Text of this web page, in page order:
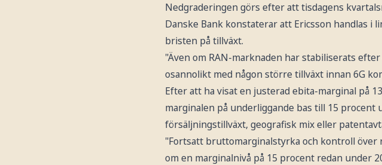
Nedgraderingen görs efter att tisdagens
Danske Bank konstaterar att Ericsson handlas
bristen på tillväxt.
"Även om RAN-marknaden har stabiliserats
osannolikt med någon större tillväxt innan 6G
Efter att ha visat en justerad ebita-marginal på
marginalen på underliggande bas till 15
försäljningstillväxt, geografisk mix eller
"Fortsatt bruttomarginalstyrka och kontroll
om en marginalnivå på 15 procent redan under